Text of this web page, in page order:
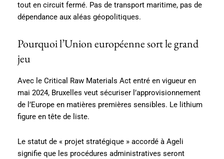
tout en circuit fermé. Pas de transport maritime, pas de
dépendance aux aléas géopolitiques.
Pourquoi l’Union européenne sort le grand
jeu
Avec le Critical Raw Materials Act entré en vigueur en
mai 2024, Bruxelles veut sécuriser l’approvisionnement
de l’Europe en matières premières sensibles. Le lithium
figure en tête de liste.
Le statut de « projet stratégique » accordé à Ageli
signifie que les procédures administratives seront